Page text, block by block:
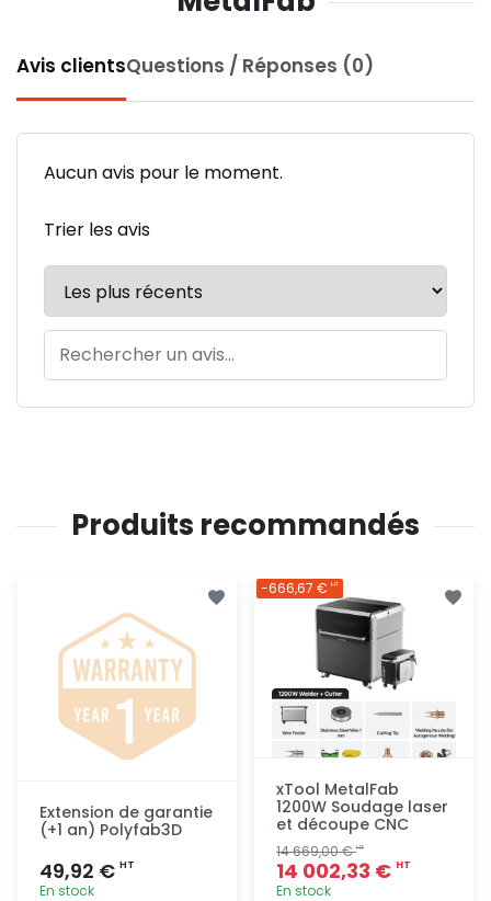
Avis clientsQuestions / Réponses (0)
Aucun avis pour le moment.
Trier les avis
Produits recommandés
Extension de garantie
(+1 an) Polyfab3D
49,92 € HT
En stock
xTool MetalFab
1200W Soudage laser
et découpe CNC
14 669,00 €HT
14 002,33 € HT
En stock
-666,67 € HT